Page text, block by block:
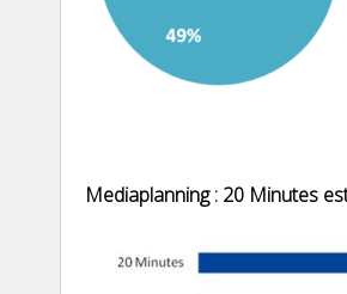
Mediaplanning : 20 Minutes